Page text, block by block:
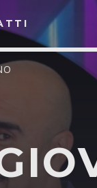
WEB: